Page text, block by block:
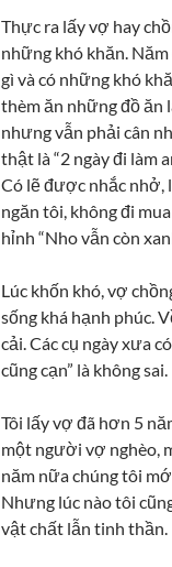
Thực ra lấy vợ hay
những khó khăn.
gì và có những khó
thèm ăn những đồ
nhưng vẫn phải cân
thật là “2 ngày đi làm
Có lẽ được nhắc nhở,
ngăn tôi, không đi
hỉnh “Nho vẫn còn
Lúc khốn khó, vợ
sống khá hạnh phúc.
cải. Các cụ ngày xưa
cũng cạn” là không sai.
Tôi lấy vợ đã hơn 5
một người vợ nghèo,
năm nữa chúng tôi
Nhưng lúc nào tôi
vật chất lẫn tinh thần.